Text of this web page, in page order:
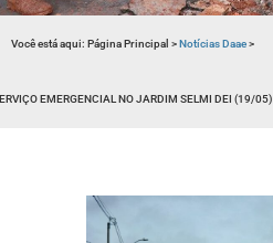
Você está aqui: Página Principal >Notícias Daae>
EMERGENCIAL NO JARDIM SELMI DEI (19/05)